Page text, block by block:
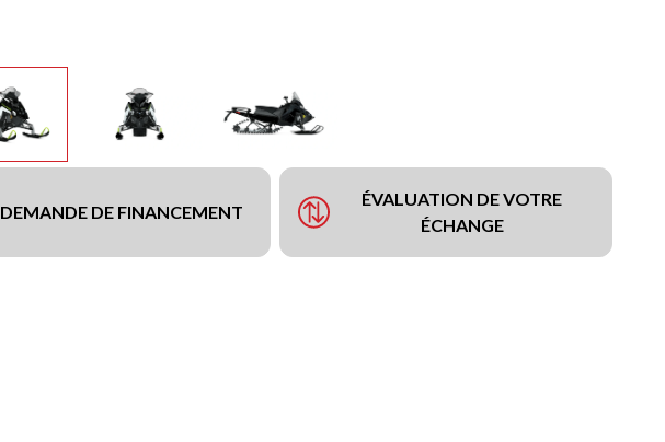
DEMANDE DE FINANCEMENT
ÉVALUATION DE VOTRE
ÉCHANGE